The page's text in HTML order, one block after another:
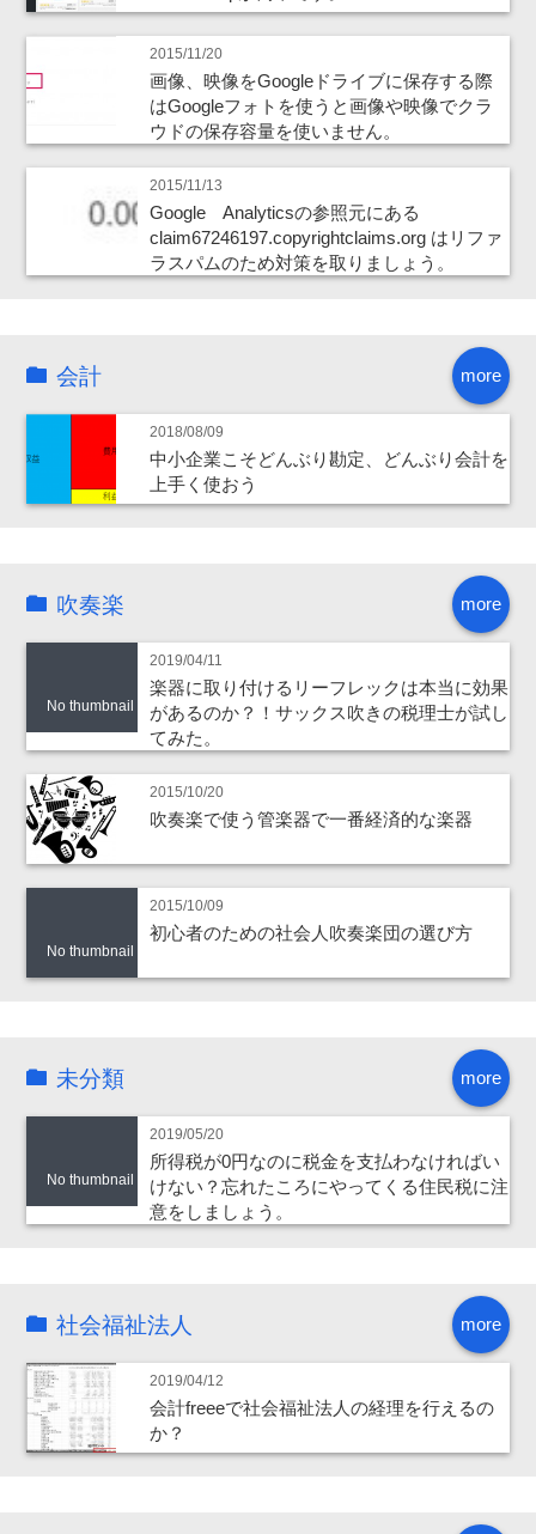
2015/11/20
画像、映像をGoogleドライブに保存する際
はGoogleフォトを使うと画像や映像でクラ
ウドの保存容量を使いません。
2015/11/13
Google Analyticsの参照元にある
claim67246197.copyrightclaims.org はリファ
ラスパムのため対策を取りましょう。
more
会計
2018/08/09
中小企業こそどんぶり勘定、どんぶり会計を
上手く使おう
more
吹奏楽
No thumbnail
2019/04/11
楽器に取り付けるリーフレックは本当に効果
があるのか？！サックス吹きの税理士が試し
てみた。
2015/10/20
吹奏楽で使う管楽器で一番経済的な楽器
No thumbnail
2015/10/09
初心者のための社会人吹奏楽団の選び方
more
未分類
No thumbnail
2019/05/20
所得税が0円なのに税金を支払わなければい
けない？忘れたころにやってくる住民税に注
意をしましょう。
more
社会福祉法人
2019/04/12
会計freeeで社会福祉法人の経理を行えるの
か？